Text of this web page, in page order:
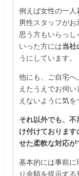
例えば女性の一人
男性スタッフが
思う方もいらっし
いった方には当社
うにしています。
他にも、ご自宅
えたうえでお伺
えないように気を
それ以外でも、
け付けておりま
せた柔軟な対応が
基本的には事前に
り金額を提示す